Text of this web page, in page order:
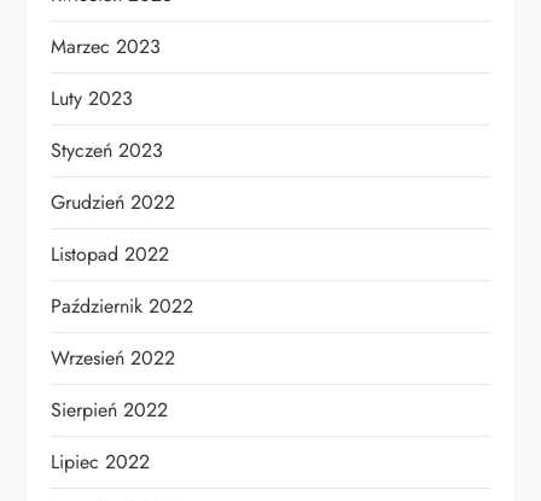
Marzec 2023
Luty 2023
Styczeń 2023
Grudzień 2022
Listopad 2022
Październik 2022
Wrzesień 2022
Sierpień 2022
Lipiec 2022